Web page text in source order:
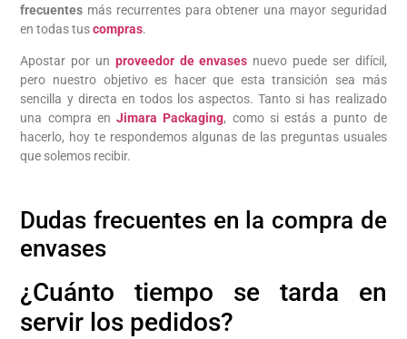
frecuentes más recurrentes para obtener una mayor seguridad
en todas tuscompras.
Apostar por un proveedor de envases nuevo puede ser difícil,
pero nuestro objetivo es hacer que esta transición sea más
sencilla y directa en todos los aspectos. Tanto si has realizado
una compra enJimara Packaging, como si estás a punto de
hacerlo, hoy te respondemos algunas de las preguntas usuales
que solemos recibir.
Dudas frecuentes en la compra de
envases
¿Cuánto tiempo se tarda en
servir los pedidos?